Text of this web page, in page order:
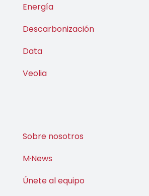
Energía
Descarbonización
Data
Veolia
Sobre nosotros
M·News
Únete al equipo